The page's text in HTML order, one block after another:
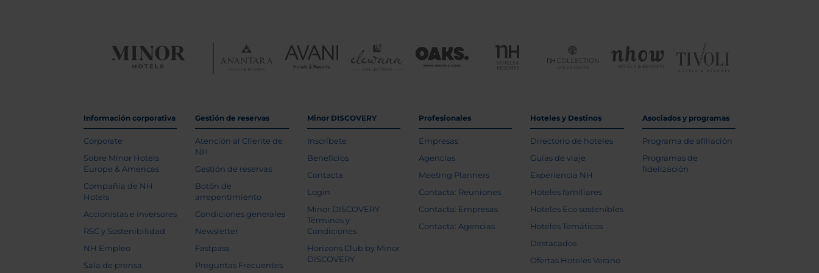
Información corporativa
Corporate
Sobre Minor Hotels
Europe & Americas
Compañía de NH
Hotels
Accionistas e inversores
RSC y Sostenibilidad
NH Empleo
Sala de prensa
Gestión de reservas
Atención al Cliente de
NH
Gestión de reservas
Botón de
arrepentimiento
Condiciones generales
Newsletter
Fastpass
Preguntas Frecuentes
Minor DISCOVERY
Inscríbete
Beneficios
Contacta
Login
Minor DISCOVERY
Términos y
Condiciones
Horizons Club by Minor
DISCOVERY
Profesionales
Empresas
Agencias
Meeting Planners
Contacta: Reuniones
Contacta: Empresas
Contacta: Agencias
Hoteles y Destinos
Directorio de hoteles
Guías de viaje
Experiencia NH
Hoteles familiares
Hoteles Eco sostenibles
Hoteles Temáticos
Destacados
Ofertas Hoteles Verano
Asociados y programas
Programa de afiliación
Programas de
fidelización